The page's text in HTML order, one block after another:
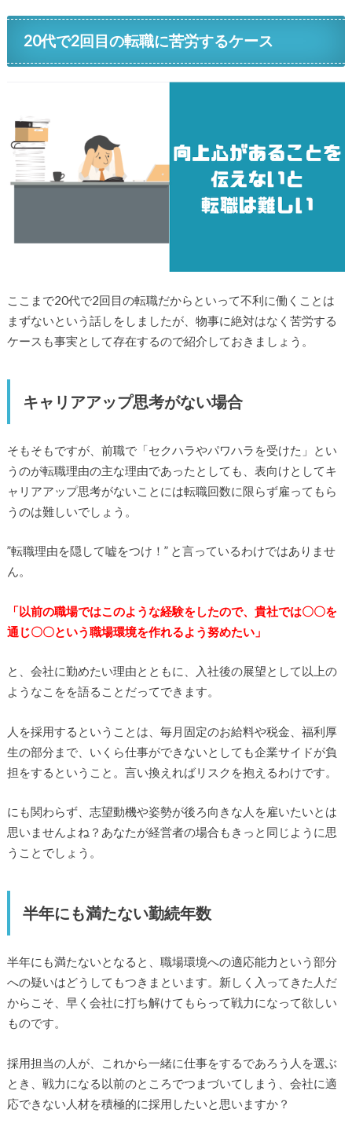
20代で2回目の転職に苦労するケース
ここまで20代で2回目の転職だからといって不利に働くことは
まずないという話しをしましたが、物事に絶対はなく苦労する
ケースも事実として存在するので紹介しておきましょう。
キャリアアップ思考がない場合
そもそもですが、前職で「セクハラやパワハラを受けた」とい
うのが転職理由の主な理由であったとしても、表向けとしてキ
ャリアアップ思考がないことには転職回数に限らず雇ってもら
うのは難しいでしょう。
”転職理由を隠して嘘をつけ！” と言っているわけではありませ
ん。
「以前の職場ではこのような経験をしたので、貴社では〇〇を
通じ〇〇という職場環境を作れるよう努めたい」
と、会社に勤めたい理由とともに、入社後の展望として以上の
ようなこをを語ることだってできます。
人を採用するということは、毎月固定のお給料や税金、福利厚
生の部分まで、いくら仕事ができないとしても企業サイドが負
担をするということ。言い換えればリスクを抱えるわけです。
にも関わらず、志望動機や姿勢が後ろ向きな人を雇いたいとは
思いませんよね？あなたが経営者の場合もきっと同じように思
うことでしょう。
半年にも満たない勤続年数
半年にも満たないとなると、職場環境への適応能力という部分
への疑いはどうしてもつきまといます。新しく入ってきた人だ
からこそ、早く会社に打ち解けてもらって戦力になって欲しい
ものです。
採用担当の人が、これから一緒に仕事をするであろう人を選ぶ
とき、戦力になる以前のところでつまづいてしまう、会社に適
応できない人材を積極的に採用したいと思いますか？